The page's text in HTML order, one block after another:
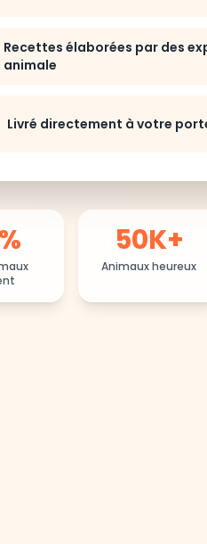
Recettes élaborées par des
animale
Livré directement à votre
50K+
Animaux heureux